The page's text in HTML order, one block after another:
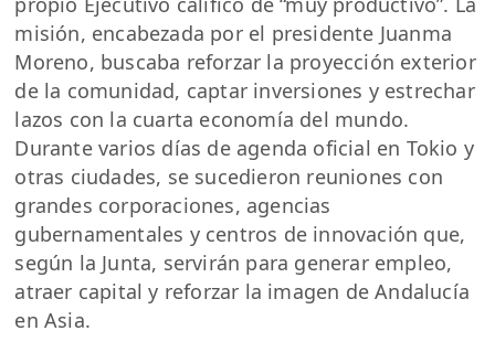
misión, encabezada por el presidente Juanma
Moreno, buscaba reforzar la proyección exterior
de la comunidad, captar inversiones y estrechar
lazos con la cuarta economía del mundo.
Durante varios días de agenda oficial en Tokio y
otras ciudades, se sucedieron reuniones con
grandes corporaciones, agencias
gubernamentales y centros de innovación que,
según la Junta, servirán para generar empleo,
atraer capital y reforzar la imagen de Andalucía
en Asia.